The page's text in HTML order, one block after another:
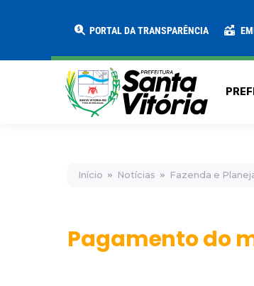
PORTAL DA TRANSPARÊNCIA
Início Notícias Fazenda e
Pagamento do